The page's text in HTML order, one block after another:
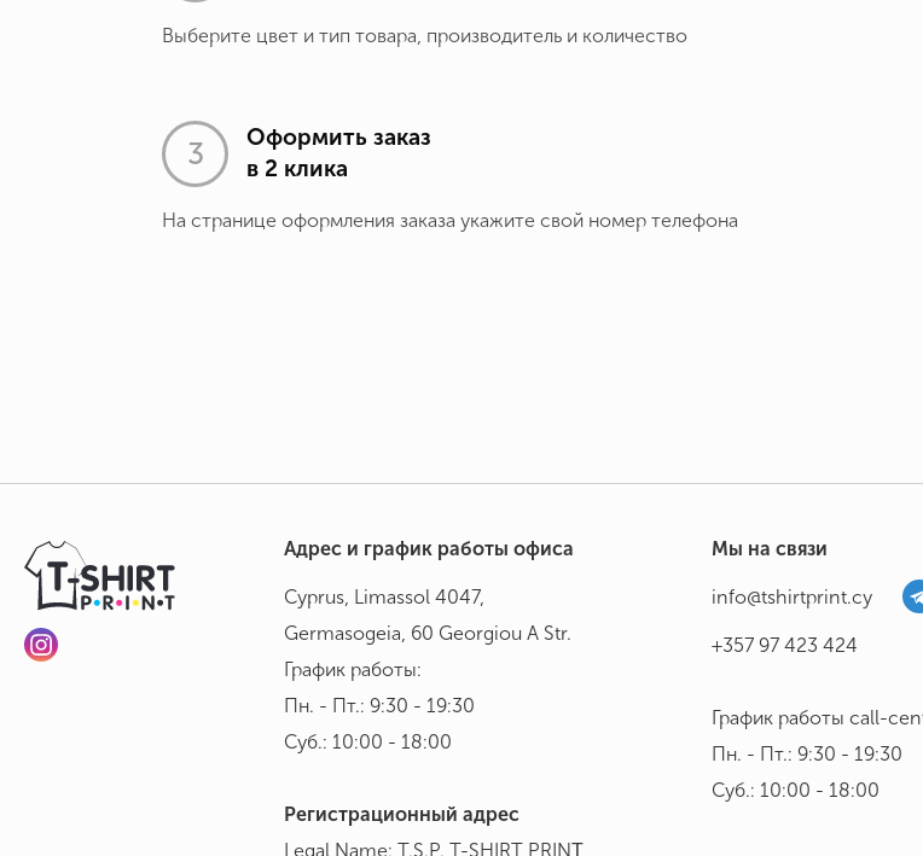
Выберите цвет и тип товара, производитель и количество
Оформить заказ
в 2 клика
На странице оформления заказа укажите свой номер телефона
Адрес и график работы офиса
Cyprus, Limassol 4047,
Germasogeia, 60 Georgiou A Str.
График работы:
Пн. - Пт.: 9:30 - 19:30
Суб.: 10:00 - 18:00
Регистрационный адрес
Legal Name: T.S.P. T-SHIRT PRINΤ
Мы на связи
info@tshirtprint.cy
+357 97 423 424
График работы call-
Пн. - Пт.: 9:30 - 19:30
Суб.: 10:00 - 18:00